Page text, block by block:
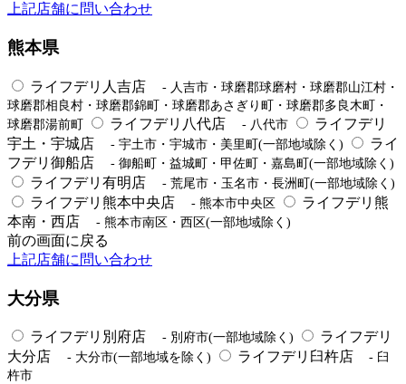
上記店舗に問い合わせ
熊本県
ライフデリ人吉店
- 人吉市・球磨郡球磨村・球磨郡山江村・
球磨郡相良村・球磨郡錦町・球磨郡あさぎり町・球磨郡多良木町・
球磨郡湯前町
ライフデリ八代店 - 八代市
ライフデリ
宇土・宇城店
- 宇土市・宇城市・美里町(一部地域除く)
ライ
フデリ御船店
- 御船町・益城町・甲佐町・嘉島町(一部地域除く)
ライフデリ有明店 - 荒尾市・玉名市・長洲町(一部地域除く)
ライフデリ熊本中央店 - 熊本市中央区
ライフデリ熊
本南・西店
- 熊本市南区・西区(一部地域除く)
前の画面に戻る
上記店舗に問い合わせ
大分県
ライフデリ別府店 - 別府市(一部地域除く)
ライフデリ
大分店
- 大分市(一部地域を除く) ライフデリ臼杵店
- 臼
杵市